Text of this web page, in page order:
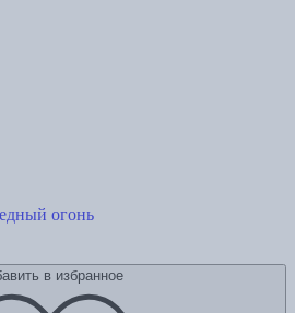
огонь
в избранное